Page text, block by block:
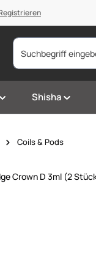
springen
Shisha
Coils & Pods